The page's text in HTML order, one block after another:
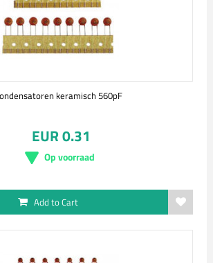
keramisch 560pF
EUR 0.31
Op voorraad
Add to Cart